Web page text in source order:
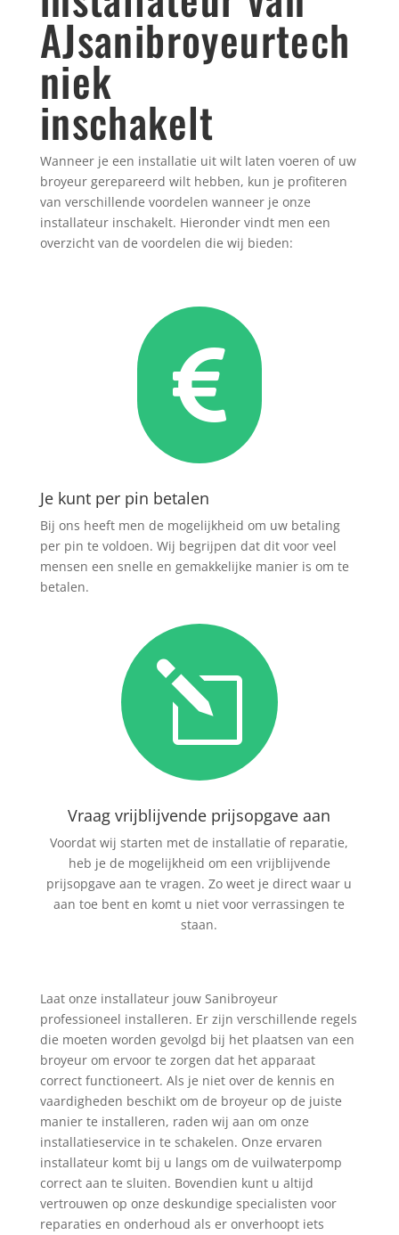
AJsanibroyeurtech
niek
inschakelt
Wanneer je een installatie uit wilt laten voeren of uw
broyeur gerepareerd wilt hebben, kun je profiteren
van verschillende voordelen wanneer je onze
installateur inschakelt. Hieronder vindt men een
overzicht van de voordelen die wij bieden:

Je kunt per pin betalen
Bij ons heeft men de mogelijkheid om uw betaling
per pin te voldoen. Wij begrijpen dat dit voor veel
mensen een snelle en gemakkelijke manier is om te
betalen.
l
Vraag vrijblijvende prijsopgave aan
Voordat wij starten met de installatie of reparatie,
heb je de mogelijkheid om een vrijblijvende
prijsopgave aan te vragen. Zo weet je direct waar u
aan toe bent en komt u niet voor verrassingen te
staan.
Laat onze installateur jouw Sanibroyeur
professioneel installeren. Er zijn verschillende regels
die moeten worden gevolgd bij het plaatsen van een
broyeur om ervoor te zorgen dat het apparaat
correct functioneert. Als je niet over de kennis en
vaardigheden beschikt om de broyeur op de juiste
manier te installeren, raden wij aan om onze
installatieservice in te schakelen. Onze ervaren
installateur komt bij u langs om de vuilwaterpomp
correct aan te sluiten. Bovendien kunt u altijd
vertrouwen op onze deskundige specialisten voor
reparaties en onderhoud als er onverhoopt iets